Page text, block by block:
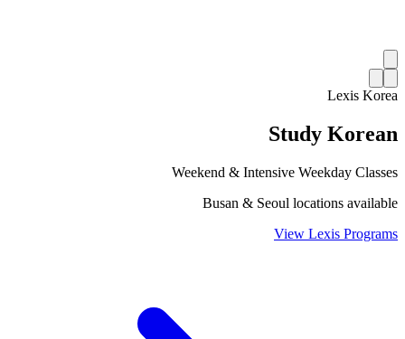
Lexis Korea
Study Korean
Weekend & Intensive Weekday Classes
Busan & Seoul locations available
View Lexis Programs